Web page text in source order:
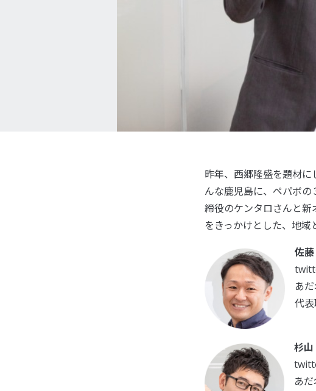
昨年、西郷隆盛を題材
んな鹿児島に、ペパボ
締役のケンタロさんと
をきっかけとした、地域
佐
あ
代
杉
あ